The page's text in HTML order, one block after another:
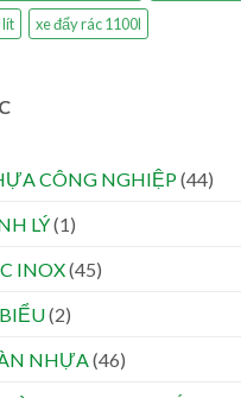
lít
xe đẩy rác 1100l
CÔNG NGHIỆP(44)
LÝ(1)
INOX(45)
(2)
NHỰA (46)